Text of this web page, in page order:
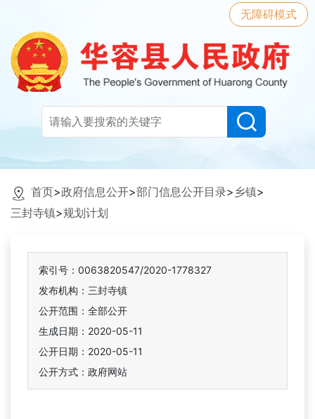
无障碍模式
首页>政府信息公开>部门信息公开目录> 乡镇>
三封寺镇>规划计划
索引号：0063820547/2020-1778327
发布机构：三封寺镇
公开范围：全部公开
生成日期：2020-05-11
公开日期：2020-05-11
公开方式：政府网站